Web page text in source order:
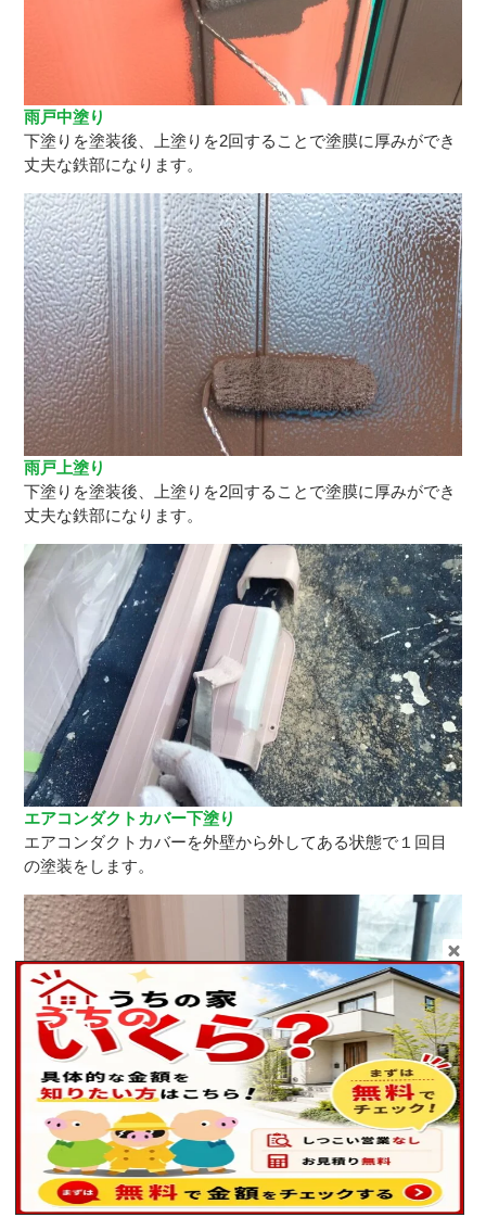
雨戸中塗り
下塗りを塗装後、上塗りを2回することで塗膜に厚みができ
丈夫な鉄部になります。
雨戸上塗り
下塗りを塗装後、上塗りを2回することで塗膜に厚みができ
丈夫な鉄部になります。
エアコンダクトカバー下塗り
エアコンダクトカバーを外壁から外してある状態で１回目
の塗装をします。
エアコンダクトカバー上塗り
２回塗りをすることで十分な塗膜の確保ができます。